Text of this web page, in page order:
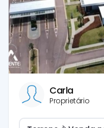
Carla
Proprietário